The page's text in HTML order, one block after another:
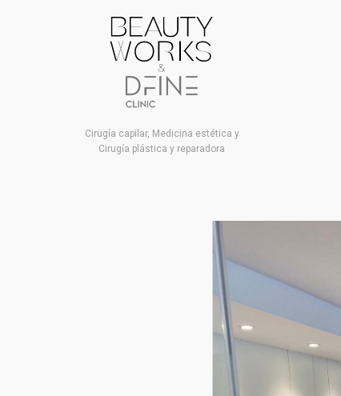
Cirugía capilar, Medicina estética y
Cirugía plástica y reparadora